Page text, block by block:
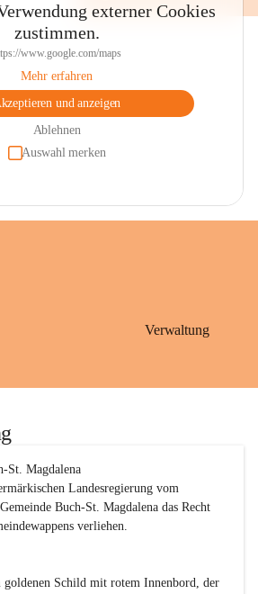
externer Cookies
zustimmen.
www.google.com/maps
Mehr erfahren
und anzeigen
Ablehnen
Auswahl merken
Verwaltung
St. Magdalena
Landesregierung vom
Buch-St. Magdalena das Recht
verliehen.
goldenen Schild mit rotem Innenbord, der